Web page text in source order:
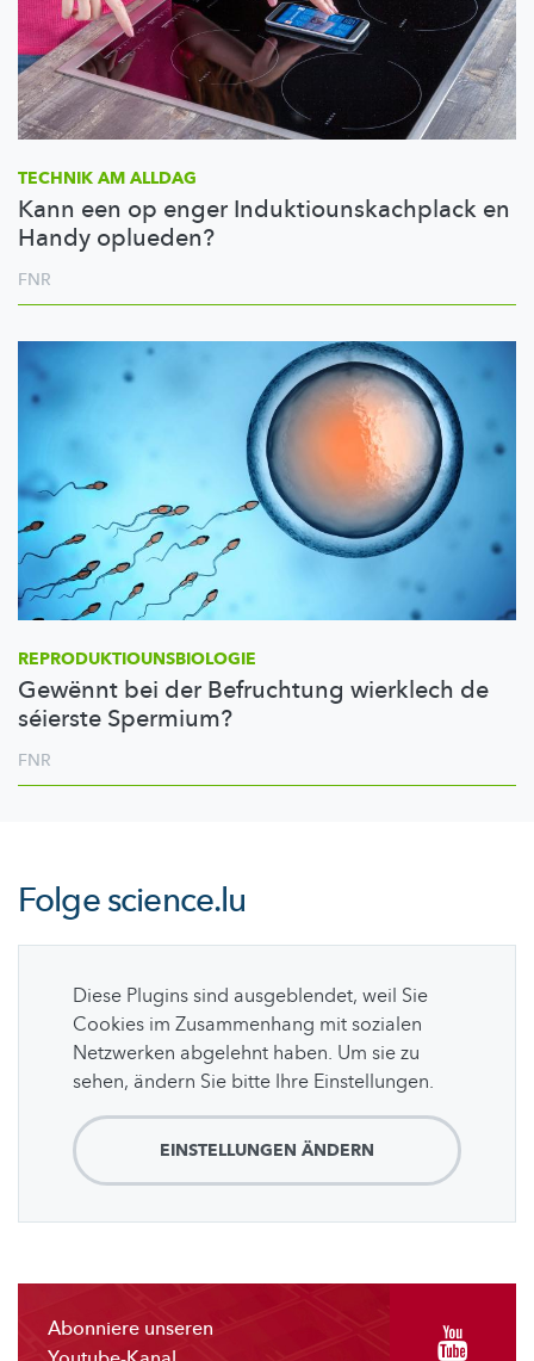
TECHNIK AM ALLDAG
Kann een op enger Induktiounskachplack en
Handy oplueden?
FNR
REPRODUKTIOUNSBIOLOGIE
Gewënnt bei der Befruchtung wierklech de
séierste Spermium?
FNR
Folgescience.lu
Diese Plugins sind ausgeblendet, weil Sie
Cookies im Zusammenhang mit sozialen
Netzwerken abgelehnt haben. Um sie zu
sehen, ändern Sie bitte Ihre Einstellungen.
EINSTELLUNGEN ÄNDERN
Abonniere unseren